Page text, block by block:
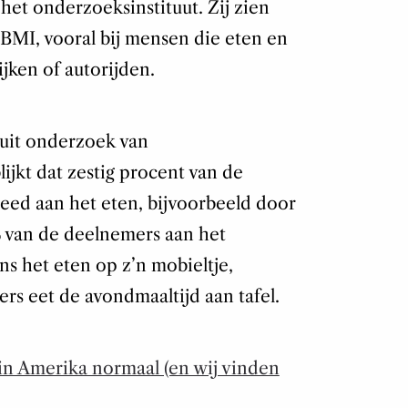
onderzoeksinstituut. Zij zien
vooral bij mensen die eten en
of autorijden.
onderzoek van
dat zestig procent van de
aan het eten, bijvoorbeeld door
de deelnemers aan het
het eten op z’n mobieltje,
eet de avondmaaltijd aan tafel.
Amerika normaal (en wij vinden